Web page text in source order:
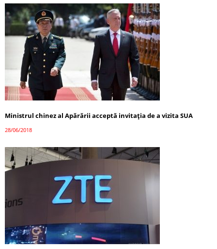
Ministrul chinez al Apărării acceptă invitația de a vizita SUA
28/06/2018